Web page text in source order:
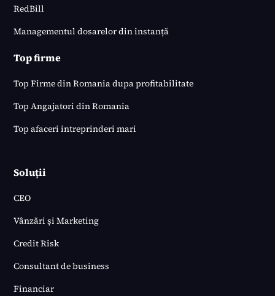
RedBill
Managementul dosarelor din instanță
Top firme
Top Firme din Romania dupa profitabilitate
Top Angajatori din Romania
Top afaceri intreprinderi mari
Soluții
CEO
Vânzări și Marketing
Credit Risk
Consultant de business
Financiar